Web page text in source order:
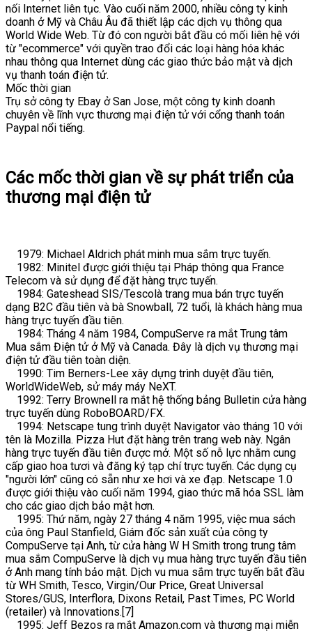
nối Internet liên tục. Vào cuối năm 2000, nhiều công ty kinh
doanh ở Mỹ và Châu Âu đã thiết lập các dịch vụ thông qua
World Wide Web. Từ đó con người bắt đầu có mối liên hệ với
từ "ecommerce" với quyền trao đổi các loại hàng hóa khác
nhau thông qua Internet dùng các giao thức bảo mật và dịch
vụ thanh toán điện tử.
Mốc thời gian
Trụ sở công ty Ebay ở San Jose, một công ty kinh doanh
chuyên về lĩnh vực thương mại điện tử với cổng thanh toán
Paypal nổi tiếng.
Các mốc thời gian về sự phát triển của
thương mại điện tử
1979: Michael Aldrich phát minh mua sắm trực tuyến.
1982: Minitel được giới thiệu tại Pháp thông qua France
Telecom và sử dụng để đặt hàng trực tuyến.
1984: Gateshead SIS/Tescolà trang mua bán trực tuyến
dạng B2C đầu tiên và bà Snowball, 72 tuổi, là khách hàng mua
hàng trực tuyến đầu tiên.
1984: Tháng 4 năm 1984, CompuServe ra mắt Trung tâm
Mua sắm Điện tử ở Mỹ và Canada. Đây là dịch vụ thương mại
điện tử đầu tiên toàn diện.
1990: Tim Berners-Lee xây dựng trình duyệt đầu tiên,
WorldWideWeb, sử máy máy NeXT.
1992: Terry Brownell ra mắt hệ thống bảng Bulletin cửa hàng
trực tuyến dùng RoboBOARD/FX.
1994: Netscape tung trình duyệt Navigator vào tháng 10 với
tên là Mozilla. Pizza Hut đặt hàng trên trang web này. Ngân
hàng trực tuyến đầu tiên được mở. Một số nỗ lực nhằm cung
cấp giao hoa tươi và đăng ký tạp chí trực tuyến. Các dụng cụ
"người lớn" cũng có sẵn như xe hơi và xe đạp. Netscape 1.0
được giới thiệu vào cuối năm 1994, giao thức mã hóa SSL làm
cho các giao dịch bảo mật hơn.
1995: Thứ năm, ngày 27 tháng 4 năm 1995, việc mua sách
của ông Paul Stanfield, Giám đốc sản xuất của công ty
CompuServe tại Anh, từ cửa hàng W H Smith trong trung tâm
mua sắm CompuServe là dịch vụ mua hàng trực tuyến đầu tiên
ở Anh mang tính bảo mật. Dịch vu mua sắm trực tuyến bắt đầu
từ WH Smith, Tesco, Virgin/Our Price, Great Universal
Stores/GUS, Interflora, Dixons Retail, Past Times, PC World
(retailer) và Innovations.[7]
1995: Jeff Bezos ra mắt Amazon.com và thương mại miễn